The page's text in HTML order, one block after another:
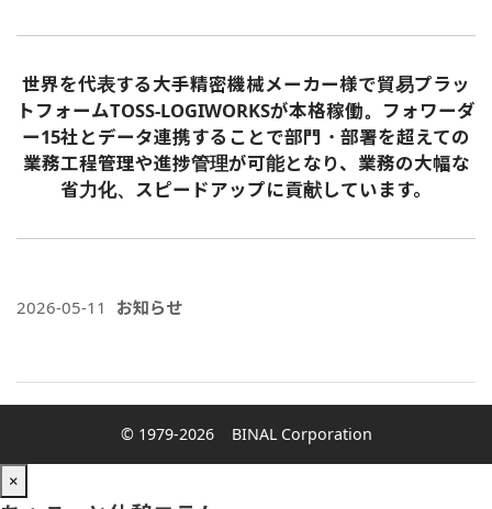
世界を代表する大手精密機械メーカー様で貿易プラッ
トフォームTOSS-LOGIWORKSが本格稼働。フォワーダ
ー15社とデータ連携することで部門・部署を超えての
業務工程管理や進捗管理が可能となり、業務の大幅な
省力化、スピードアップに貢献しています。
2026-05-11 お知らせ
© 1979-2026 BINAL Corporation
×